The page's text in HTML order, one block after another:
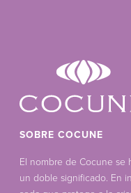
SOBRE COCUNE
El nombre de Cocune se
un doble significado. En